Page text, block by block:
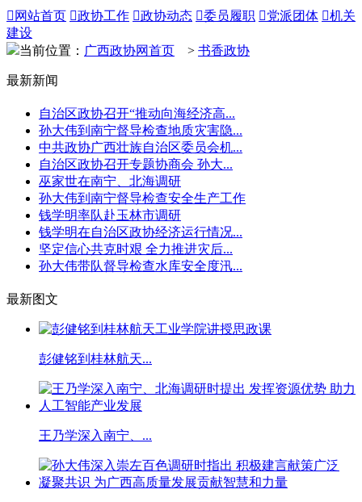
 网站首页 政协工作 政协动态 委员履职 党派团体 机关
建设
当前位置： 广西政协网首页 > 书香政协
最新新闻
自治区政协召开“推动向海经济高...
孙大伟到南宁督导检查地质灾害隐...
中共政协广西壮族自治区委员会机...
自治区政协召开专题协商会 孙大...
巫家世在南宁、北海调研
孙大伟到南宁督导检查安全生产工作
钱学明率队赴玉林市调研
钱学明在自治区政协经济运行情况...
坚定信心共克时艰 全力推进灾后...
孙大伟带队督导检查水库安全度汛...
最新图文
彭健铭到桂林航天...
王乃学深入南宁、...